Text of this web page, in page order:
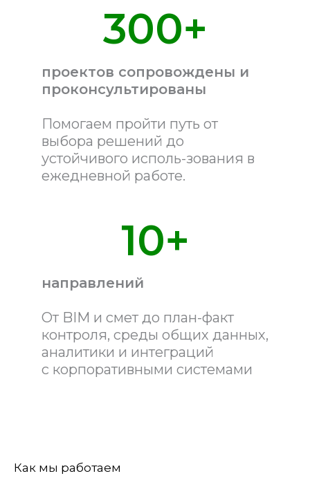
300+
проектов сопровождены и
проконсультированы
Помогаем пройти путь от
выбора решений до
устойчивого исполь-зования в
ежедневной работе.
10+
направлений
От BIM и смет до план-факт
контроля, среды общих данных,
аналитики и интеграций
с корпоративными системами
Как мы работаем